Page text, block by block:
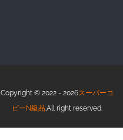
Copyright © 2022 - 2026スーパーコ
ピーN級品.All right reserved.